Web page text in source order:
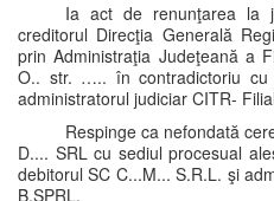
Ia act de renunţarea la
creditorul Direcţia Generală
prin Administraţia Judeţeană a
O.. str. ….. în contradictoriu cu
administratorul judiciar CITR-
Respinge ca nefondată
D.... SRL cu sediul procesual
debitorul SC C...M... S.R.L. şi
B.SPRL.